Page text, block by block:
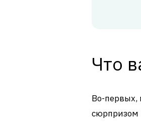
Что
Во-первых,
сюрпризом